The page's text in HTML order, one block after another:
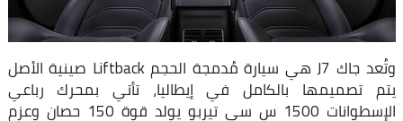
وتُعد جاك J7 هي سيارة مُدمجة الحجم Liftback صينية الأصل
يتم تصميمها بالكامل في إيطاليا، تأتي بمحرك رباعي
الإسطوانات 1500 س سي تيربو يولد قوة 150 حصان وعزم